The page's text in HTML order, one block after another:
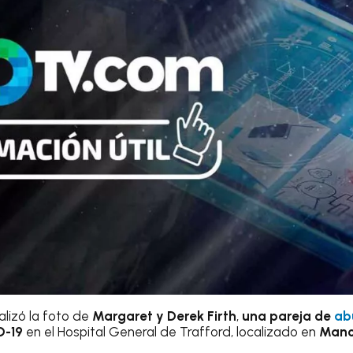
la foto de Margaret y Derek Firth, una pareja de
19 en el Hospital General de Trafford, localizado en